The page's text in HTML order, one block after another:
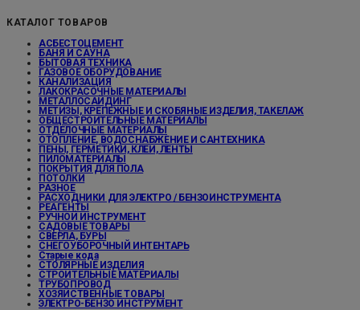
КАТАЛОГ ТОВАРОВ
АСБЕСТОЦЕМЕНТ
БАНЯ И САУНА
БЫТОВАЯ ТЕХНИКА
ГАЗОВОЕ ОБОРУДОВАНИЕ
КАНАЛИЗАЦИЯ
ЛАКОКРАСОЧНЫЕ МАТЕРИАЛЫ
МЕТАЛЛОСАЙДИНГ
МЕТИЗЫ, КРЕПЕЖНЫЕ И СКОБЯНЫЕ ИЗДЕЛИЯ, ТАКЕЛАЖ
ОБЩЕСТРОИТЕЛЬНЫЕ МАТЕРИАЛЫ
ОТДЕЛОЧНЫЕ МАТЕРИАЛЫ
ОТОПЛЕНИЕ, ВОДОСНАБЖЕНИЕ И САНТЕХНИКА
ПЕНЫ, ГЕРМЕТИКИ, КЛЕИ, ЛЕНТЫ
ПИЛОМАТЕРИАЛЫ
ПОКРЫТИЯ ДЛЯ ПОЛА
ПОТОЛКИ
РАЗНОЕ
РАСХОДНИКИ ДЛЯ ЭЛЕКТРО / БЕНЗОИНСТРУМЕНТА
РЕАГЕНТЫ
РУЧНОЙ ИНСТРУМЕНТ
САДОВЫЕ ТОВАРЫ
СВЕРЛА, БУРЫ
СНЕГОУБОРОЧНЫЙ ИНТЕНТАРЬ
Старые кода
СТОЛЯРНЫЕ ИЗДЕЛИЯ
СТРОИТЕЛЬНЫЕ МАТЕРИАЛЫ
ТРУБОПРОВОД
ХОЗЯЙСТВЕННЫЕ ТОВАРЫ
ЭЛЕКТРО-БЕНЗО ИНСТРУМЕНТ